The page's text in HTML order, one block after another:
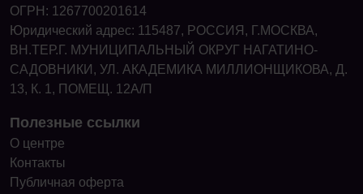
ОГРН: 1267700201614
Юридический адрес: 115487, РОССИЯ, Г.МОСКВА,
ВН.ТЕР.Г. МУНИЦИПАЛЬНЫЙ ОКРУГ НАГАТИНО-
САДОВНИКИ, УЛ. АКАДЕМИКА МИЛЛИОНЩИКОВА, Д.
13, К. 1, ПОМЕЩ. 12А/П
Полезные ссылки
О центре
Контакты
Публичная оферта